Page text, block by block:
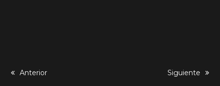
previous
Anterior
next
Siguiente